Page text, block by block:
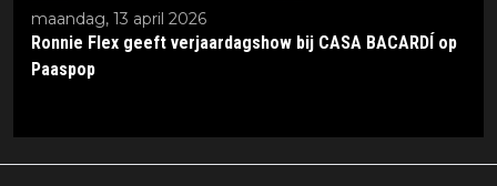
Ronnie Flex geeft verjaardagshow bij CASA BACARDÍ op
Paaspop
maandag, 13 april 2026